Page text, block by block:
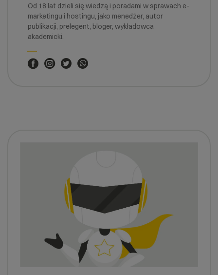
Od 18 lat dzieli się wiedzą i poradami w sprawach e-
marketingu i hostingu, jako menedżer, autor
publikacji, prelegent, bloger, wykładowca
akademicki.